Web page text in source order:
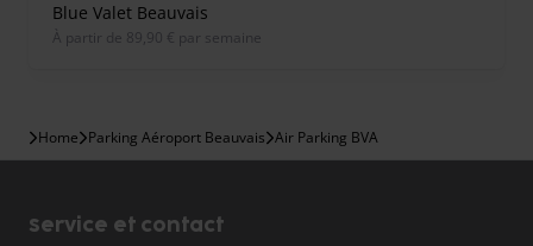
Blue Valet Beauvais
À partir de 89,90 € par semaine
Home Parking Aéroport Beauvais Air Parking BVA
Service et contact